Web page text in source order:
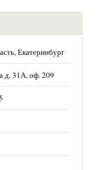
Екатеринбург
д. 31А, оф. 209